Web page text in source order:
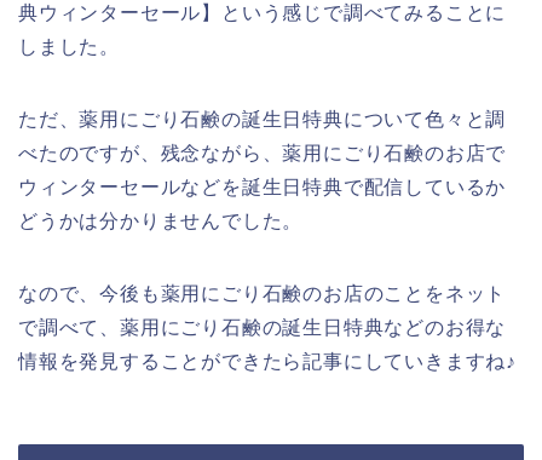
典ウィンターセール】という感じで調べてみることに
しました。
ただ、薬用にごり石鹸の誕生日特典について色々と調
べたのですが、残念ながら、薬用にごり石鹸のお店で
ウィンターセールなどを誕生日特典で配信しているか
どうかは分かりませんでした。
なので、今後も薬用にごり石鹸のお店のことをネット
で調べて、薬用にごり石鹸の誕生日特典などのお得な
情報を発見することができたら記事にしていきますね♪